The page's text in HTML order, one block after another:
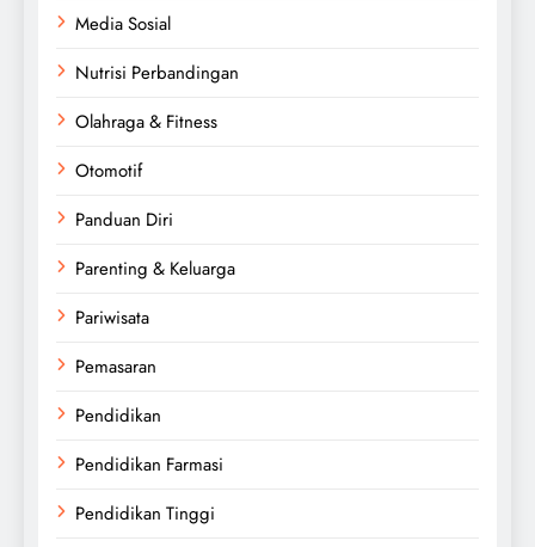
Media Sosial
Nutrisi Perbandingan
Olahraga & Fitness
Otomotif
Panduan Diri
Parenting & Keluarga
Pariwisata
Pemasaran
Pendidikan
Pendidikan Farmasi
Pendidikan Tinggi